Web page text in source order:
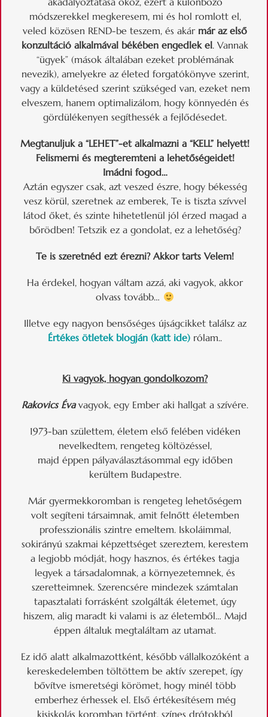
módszerekkel megkeresem, mi és hol romlott el,
veled közösen REND-be teszem, és akár már az első
konzultáció alkalmával békében engedlek el. Vannak
“ügyek” (mások általában ezeket problémának
nevezik), amelyekre az életed forgatókönyve szerint,
vagy a küldetésed szerint szükséged van, ezeket nem
elveszem, hanem optimalizálom, hogy könnyedén és
gördülékenyen segíthessék a fejlődésedet.
Megtanuljuk a “LEHET”-et alkalmazni a “KELL” helyett!
Felismerni és megteremteni a lehetőségeidet!
Imádni fogod…
Aztán egyszer csak, azt veszed észre, hogy békesség
vesz körül, szeretnek az emberek, Te is tiszta szívvel
látod őket, és szinte hihetetlenül jól érzed magad a
bőrödben! Tetszik ez a gondolat, ez a lehetőség?
Te is szeretnéd ezt érezni? Akkor tarts Velem!
Ha érdekel, hogyan váltam azzá, aki vagyok, akkor
olvass tovább…
Illetve egy nagyon bensőséges újságcikket találsz az
Értékes ötletek blogján (katt ide) rólam..
Ki vagyok, hogyan gondolkozom?
Rakovics Évavagyok, egy Ember aki hallgat a szívére.
1973-ban születtem, életem első felében vidéken
nevelkedtem, rengeteg költözéssel,
majd éppen pályaválasztásommal egy időben
kerültem Budapestre.
Már gyermekkoromban is rengeteg lehetőségem
volt segíteni társaimnak, amit felnőtt életemben
professzionális szintre emeltem. Iskoláimmal,
sokirányú szakmai képzettséget szereztem, kerestem
a legjobb módját, hogy hasznos, és értékes tagja
legyek a társadalomnak, a környezetemnek, és
szeretteimnek. Szerencsére mindezek számtalan
tapasztalati forrásként szolgálták életemet, úgy
hiszem, alig maradt ki valami is az életemből… Majd
éppen általuk megtaláltam az utamat.
Ez idő alatt alkalmazottként, később vállalkozóként a
kereskedelemben töltöttem be aktív szerepet, így
bővítve ismeretségi körömet, hogy minél több
emberhez érhessek el. Első értékesítésem még
kisiskolás koromban történt, színes drótokból